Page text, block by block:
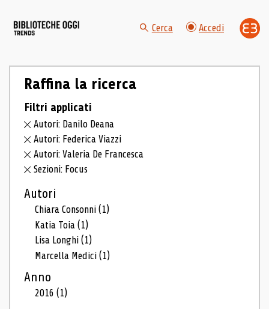
Cerca Accedi
Raffina la ricerca
Filtri applicati
Autori: Danilo Deana
Autori: Federica Viazzi
Autori: Valeria De Francesca
Sezioni: Focus
Autori
Chiara Consonni(1)
Katia Toia(1)
Lisa Longhi(1)
Marcella Medici(1)
Anno
2016(1)